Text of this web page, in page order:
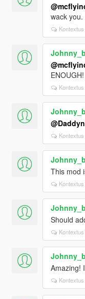
wack you.
ENOUGH!
This mod
Should
Amazing!